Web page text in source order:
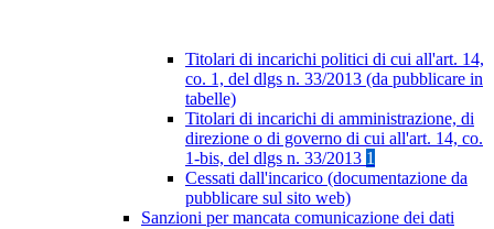
Titolari di incarichi politici di cui all'art. 14,
co. 1, del dlgs n. 33/2013 (da pubblicare in
tabelle)
Titolari di incarichi di amministrazione, di
direzione o di governo di cui all'art. 14, co.
1-bis, del dlgs n. 33/2013 1
Cessati dall'incarico (documentazione da
pubblicare sul sito web)
Sanzioni per mancata comunicazione dei dati